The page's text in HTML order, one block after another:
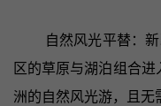
自然风光平替：
区的草原与湖泊组合
洲的自然风光游，且无